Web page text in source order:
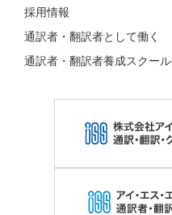
採用情報
通訳者・翻訳者として働く
通訳者・翻訳者養成スクール